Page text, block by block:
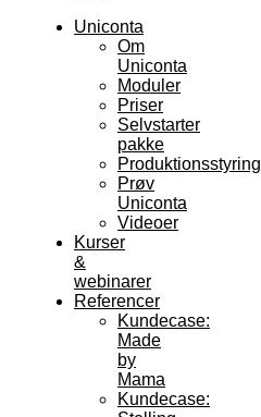
Uniconta
Om
Uniconta
Moduler
Priser
Selvstarter
pakke
Produktionsstyring
Prøv
Uniconta
Videoer
Kurser
&
webinarer
Referencer
Kundecase:
Made
by
Mama
Kundecase: